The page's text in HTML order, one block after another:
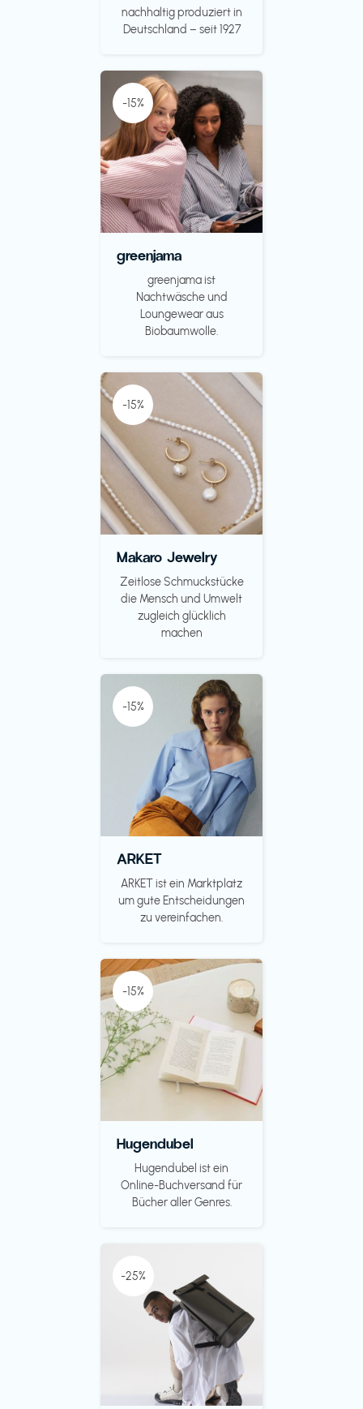
nachhaltig produziert in
Deutschland – seit 1927
-15%
greenjama
greenjama ist
Nachtwäsche und
Loungewear aus
Biobaumwolle.
-15%
Makaro Jewelry
Zeitlose Schmuckstücke
die Mensch und Umwelt
zugleich glücklich
machen
-15%
ARKET
ARKET ist ein Marktplatz
um gute Entscheidungen
zu vereinfachen.
-15%
Hugendubel
Hugendubel ist ein
Online-Buchversand für
Bücher aller Genres.
-25%